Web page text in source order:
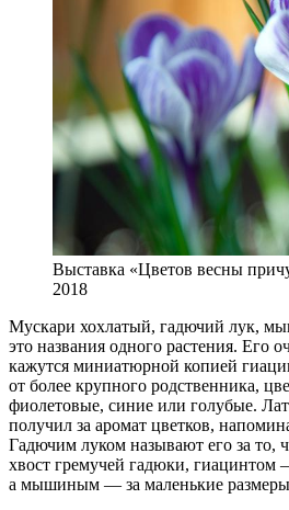
Выставка «Цветов весны
2018
Мускари хохлатый, гадючий лук,
это названия одного растения. Его
кажутся миниатюрной копией
от более крупного родственника,
фиолетовые, синие или голубые.
получил за аромат цветков,
Гадючим луком называют его за то,
хвост гремучей гадюки, гиацинтом
а мышиным — за маленькие